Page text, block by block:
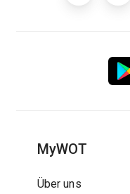
MyWOT
Über uns